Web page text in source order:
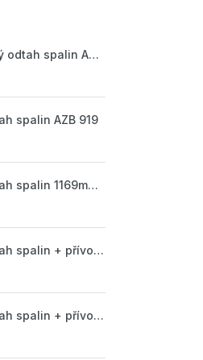
Vodorovný odtah spalin AZB 918
spalin AZB 919
Svislý odtah spalin 1169mm, AZB 917
Svislý odtah spalin + přívod vzduchu 60/100 mm - M
Svislý odtah spalin + přívod vzduchu 60/100 mm - A